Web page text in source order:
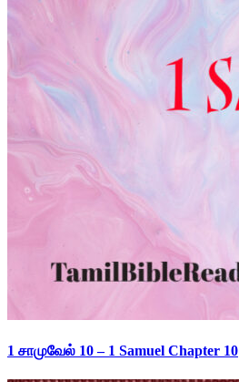
1 சாமுவேல் 10 – 1 Samuel Chapter 10